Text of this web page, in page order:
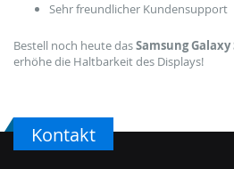
Sehr freundlicher Kundensupport
Bestell noch heute dasSamsung Galaxy
erhöhe die Haltbarkeit des Displays!
Kontakt